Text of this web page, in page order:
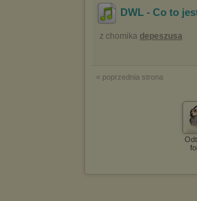
DWL - Co to
z chomika depeszusa
« poprzednia strona